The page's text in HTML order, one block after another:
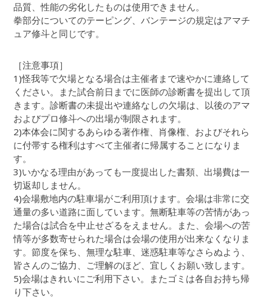
品質、性能の劣化したものは使用できません。
拳部分についてのテーピング、バンテージの規定はアマチ
ュア修斗と同じです。
［注意事項］
1)怪我等で欠場となる場合は主催者まで速やかに連絡して
ください。また試合前日までに医師の診断書を提出して頂
きます。診断書の未提出や連絡なしの欠場は、以後のアマ
およびプロ修斗への出場が制限されます。
2)本体会に関するあらゆる著作権、肖像権、およびそれら
に付帯する権利はすべて主催者に帰属することになりま
す。
3)いかなる理由があっても一度提出した書類、出場費は一
切返却しません。
4)会場敷地内の駐車場がご利用頂けます。会場は非常に交
通量の多い道路に面しています。無断駐車等の苦情があっ
た場合は試合を中止せざるをえません。また、会場への苦
情等が多数寄せられた場合は会場の使用が出来なくなりま
す。節度を保ち、無理な駐車、迷惑駐車等なさらぬよう、
皆さんのご協力、ご理解のほど、宜しくお願い致します。
5)会場はきれいにご利用下さい。またゴミは各自お持ち帰
り下さい。